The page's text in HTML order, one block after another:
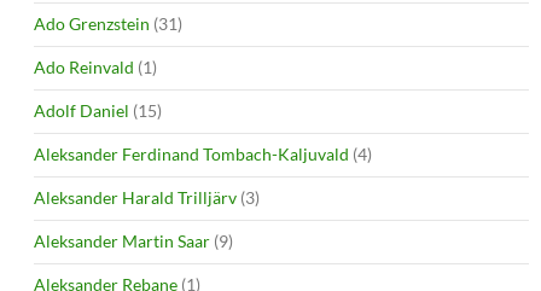
Ado Grenzstein (31)
Ado Reinvald (1)
Adolf Daniel (15)
Aleksander Ferdinand Tombach-Kaljuvald (4)
Aleksander Harald Trilljärv (3)
Aleksander Martin Saar (9)
Aleksander Rebane (1)